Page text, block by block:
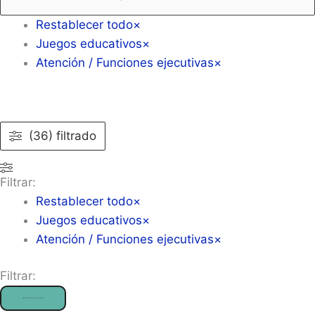
Restablecer todo×
Juegos educativos×
Atención / Funciones ejecutivas×
(36) filtrado
Filtrar:
Restablecer todo×
Juegos educativos×
Atención / Funciones ejecutivas×
Filtrar: